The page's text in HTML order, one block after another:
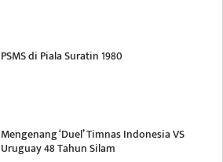
PSMS di Piala Suratin 1980
Mengenang ‘Duel’ Timnas Indonesia VS
Uruguay 48 Tahun Silam